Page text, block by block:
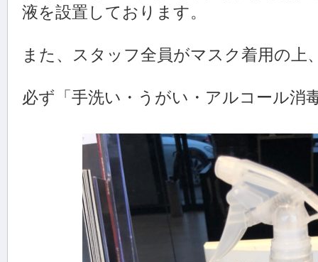
液を設置しております。
また、スタッフ全員がマスク着用の上
必ず「手洗い・うがい・アルコール消